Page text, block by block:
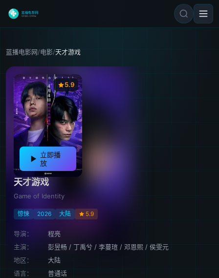
蓝播电影网/电影/天才游戏
5.9
立即播
放
天才游戏
Game of Identity
惊悚 2026 大陆 5.9
导演：
程亮
主演：
彭昱畅 / 丁禹兮 / 李蔓瑄 / 邓恩熙 / 侯雯元
地区：
大陆
语言：
普通话